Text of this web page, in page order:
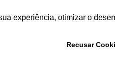
experiência, otimizar o
Recusar